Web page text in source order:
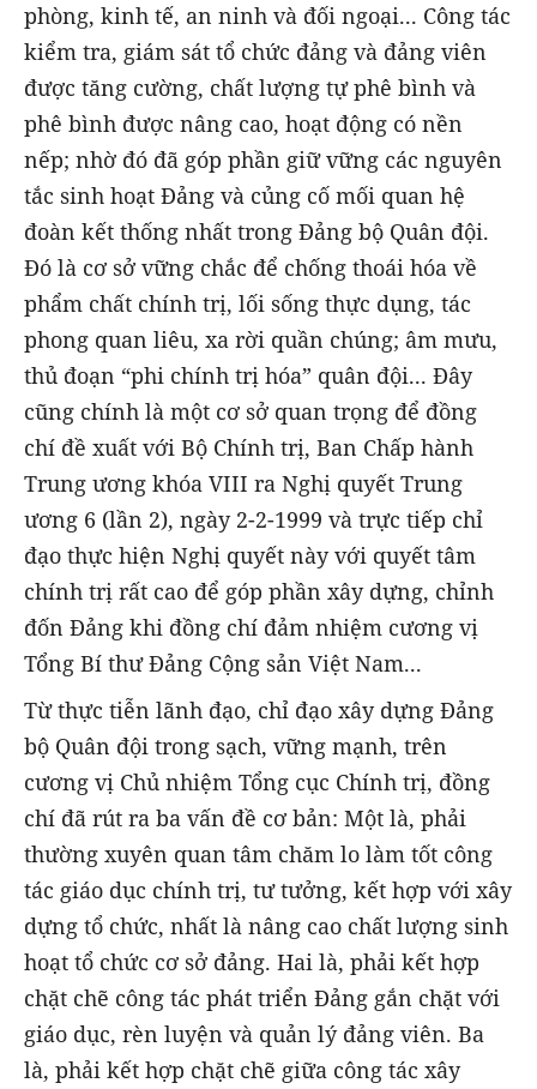
phòng, kinh tế, an ninh và đối ngoại... Công tác
kiểm tra, giám sát tổ chức đảng và đảng viên
được tăng cường, chất lượng tự phê bình và
phê bình được nâng cao, hoạt động có nền
nếp; nhờ đó đã góp phần giữ vững các nguyên
tắc sinh hoạt Đảng và củng cố mối quan hệ
đoàn kết thống nhất trong Đảng bộ Quân đội.
Đó là cơ sở vững chắc để chống thoái hóa về
phẩm chất chính trị, lối sống thực dụng, tác
phong quan liêu, xa rời quần chúng; âm mưu,
thủ đoạn “phi chính trị hóa” quân đội... Đây
cũng chính là một cơ sở quan trọng để đồng
chí đề xuất với Bộ Chính trị, Ban Chấp hành
Trung ương khóa VIII ra Nghị quyết Trung
ương 6 (lần 2), ngày 2-2-1999 và trực tiếp chỉ
đạo thực hiện Nghị quyết này với quyết tâm
chính trị rất cao để góp phần xây dựng, chỉnh
đốn Đảng khi đồng chí đảm nhiệm cương vị
Tổng Bí thư Đảng Cộng sản Việt Nam...
Từ thực tiễn lãnh đạo, chỉ đạo xây dựng Đảng
bộ Quân đội trong sạch, vững mạnh, trên
cương vị Chủ nhiệm Tổng cục Chính trị, đồng
chí đã rút ra ba vấn đề cơ bản: Một là, phải
thường xuyên quan tâm chăm lo làm tốt công
tác giáo dục chính trị, tư tưởng, kết hợp với xây
dựng tổ chức, nhất là nâng cao chất lượng sinh
hoạt tổ chức cơ sở đảng. Hai là, phải kết hợp
chặt chẽ công tác phát triển Đảng gắn chặt với
giáo dục, rèn luyện và quản lý đảng viên. Ba
là, phải kết hợp chặt chẽ giữa công tác xây